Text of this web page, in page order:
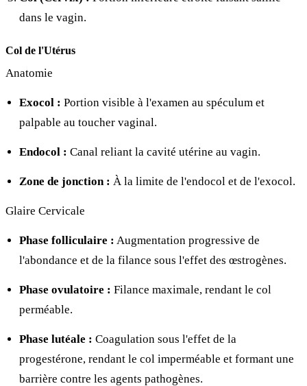
dans le vagin.
Col de l'Utérus
Anatomie
Exocol : Portion visible à l'examen au spéculum et
palpable au toucher vaginal.
Endocol : Canal reliant la cavité utérine au vagin.
Zone de jonction : À la limite de l'endocol et de l'exocol.
Glaire Cervicale
Phase folliculaire : Augmentation progressive de
l'abondance et de la filance sous l'effet des œstrogènes.
Phase ovulatoire : Filance maximale, rendant le col
perméable.
Phase lutéale : Coagulation sous l'effet de la
progestérone, rendant le col imperméable et formant une
barrière contre les agents pathogènes.